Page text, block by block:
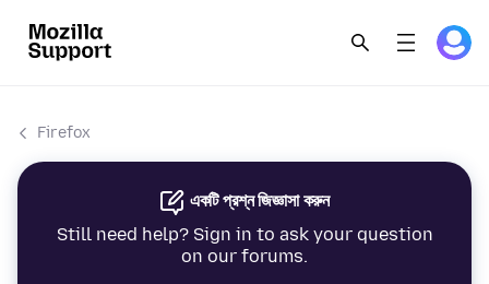
Firefox
একটি প্রশ্ন জিজ্ঞাসা করুন
Still need help? Sign in to ask your question
on our forums.